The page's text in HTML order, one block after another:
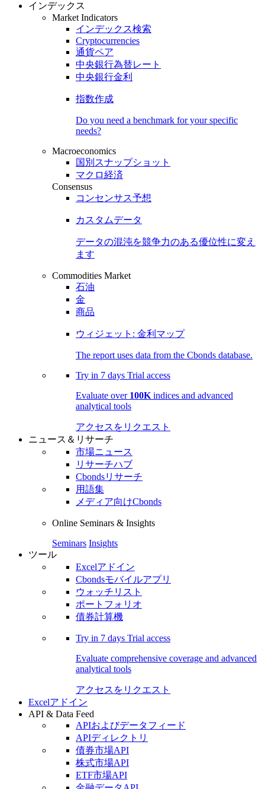
インデックス
Market Indicators
インデックス検索
Cryptocurrencies
通貨ペア
中央銀行為替レート
中央銀行金利
指数作成
Do you need a benchmark for your specific
needs?
Macroeconomics
国別スナップショット
マクロ経済
Consensus
コンセンサス予想
カスタムデータ
データの混沌を競争力のある優位性に変え
ます
Commodities Market
石油
金
商品
ウィジェット: 金利マップ
The report uses data from the Cbonds database.
Try in 7 days Trial access
Evaluate over 100K indices and advanced
analytical tools
アクセスをリクエスト
ニュース＆リサーチ
市場ニュース
リサーチハブ
Cbondsリサーチ
用語集
メディア向けCbonds
Online Seminars & Insights
Seminars Insights
ツール
Excelアドイン
Cbondsモバイルアプリ
ウォッチリスト
ポートフォリオ
債券計算機
Try in 7 days Trial access
Evaluate comprehensive coverage and advanced
analytical tools
アクセスをリクエスト
Excelアドイン
API & Data Feed
APIおよびデータフィード
APIディレクトリ
債券市場API
株式市場API
ETF市場API